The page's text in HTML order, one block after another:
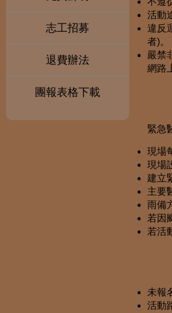
志工招募
退費辦法
團報表格下載
活動
違反
者)。
嚴禁
網路
緊急
現場
現場
建立
主要
雨備
若因
若活
未報
活動